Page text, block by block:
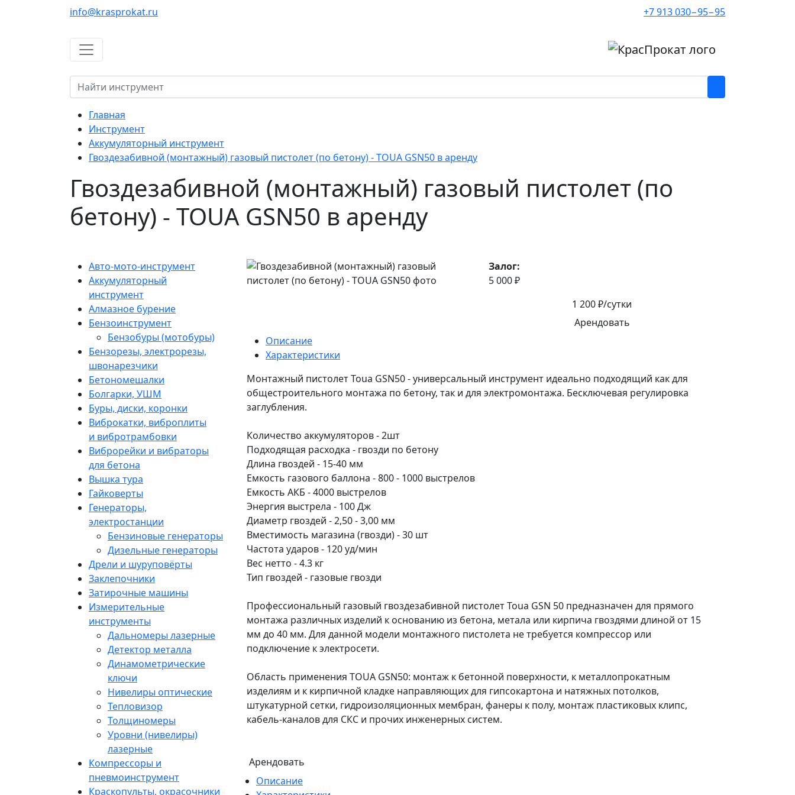
info@krasprokat.ru +7 913 030−95−95
Главная
Инструмент
Аккумуляторный инструмент
Гвоздезабивной (монтажный) газовый пистолет (по бетону) - TOUA GSN50 в аренду
Гвоздезабивной (монтажный) газовый пистолет (по
бетону) - TOUA GSN50 в аренду
Авто-мото-инструмент
Аккумуляторный
инструмент
Алмазное бурение
Бензоинструмент
Бензобуры (мотобуры)
Бензорезы, электрорезы,
швонарезчики
Бетономешалки
Болгарки, УШМ
Буры, диски, коронки
Виброкатки, виброплиты
и вибротрамбовки
Виброрейки и вибраторы
для бетона
Вышка тура
Гайковерты
Генераторы,
электростанции
Бензиновые генераторы
Дизельные генераторы
Дрели и шуруповёрты
Заклепочники
Затирочные машины
Измерительные
инструменты
Дальномеры лазерные
Детектор металла
Динамометрические
ключи
Нивелиры оптические
Тепловизор
Толщиномеры
Уровни (нивелиры)
лазерные
Компрессоры и
пневмоинструмент
Краскопульты, окрасочники
Залог:
5 000 ₽
1 200 ₽/сутки
Арендовать
Описание
Характеристики
Монтажный пистолет Toua GSN50 - универсальный инструмент идеально подходящий как для
общестроительного монтажа по бетону, так и для электромонтажа. Бесключевая регулировка
заглубления.
Количество аккумуляторов - 2шт
Подходящая расходка - гвозди по бетону
Длина гвоздей - 15-40 мм
Емкость газового баллона - 800 - 1000 выстрелов
Емкость АКБ - 4000 выстрелов
Энергия выстрела - 100 Дж
Диаметр гвоздей - 2,50 - 3,00 мм
Вместимость магазина (гвозди) - 30 шт
Частота ударов - 120 уд/мин
Вес нетто - 4.3 кг
Тип гвоздей - газовые гвозди
Профессиональный газовый гвоздезабивной пистолет Toua GSN 50 предназначен для прямого
монтажа различных изделий к основанию из бетона, метала или кирпича гвоздями длиной от 15
мм до 40 мм. Для данной модели монтажного пистолета не требуется компрессор или
подключение к электросети.
Область применения TOUA GSN50: монтаж к бетонной поверхности, к металлопрокатным
изделиям и к кирпичной кладке направляющих для гипсокартона и натяжных потолков,
штукатурной сетки, гидроизоляционных мембран, фанеры к полу, монтаж пластиковых клипс,
кабель-каналов для СКС и прочих инженерных систем.
Арендовать
Описание